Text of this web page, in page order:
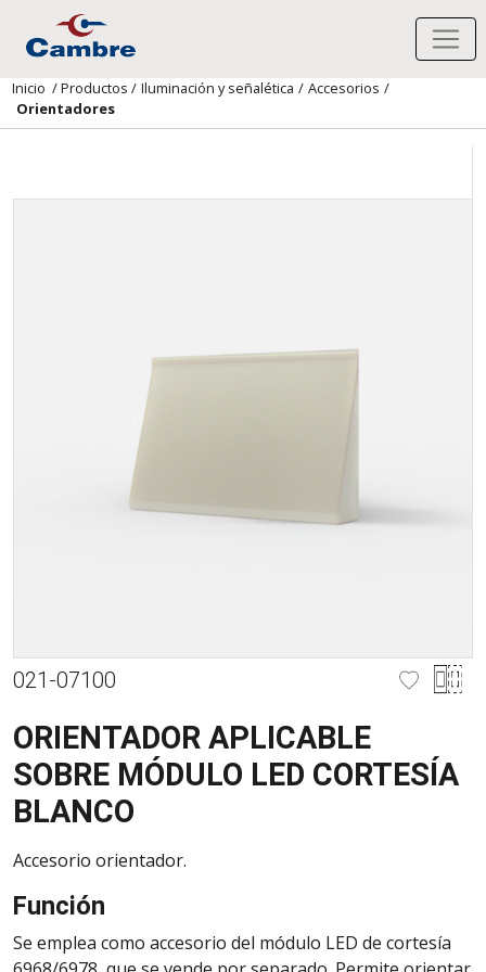
Inicio /Productos / Iluminación y señalética / Accesorios /
Orientadores
021-07100
ORIENTADOR APLICABLE
SOBRE MÓDULO LED CORTESÍA
BLANCO
Accesorio orientador.
Función
Se emplea como accesorio del módulo LED de cortesía